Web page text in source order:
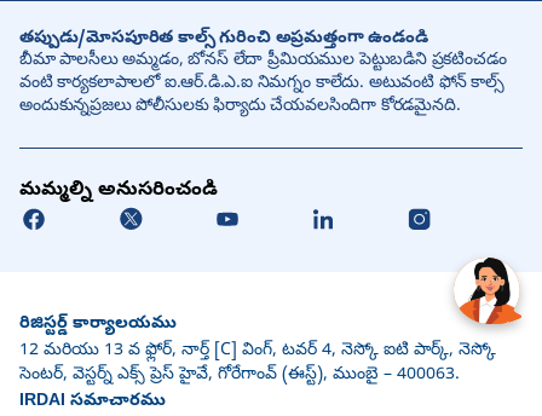
తప్పుడు/మోసపూరిత కాల్స్ గురించి అప్రమత్తంగా ఉండండి
బీమా పాలసీలు అమ్మడం, బోనస్ లేదా ప్రీమియముల పెట్టుబడిని ప్రకటించడం
వంటి కార్యకలాపాలలో ఐ.ఆర్.డి.ఎ.ఐ నిమగ్నం కాలేదు. అటువంటి ఫోన్ కాల్స్
అందుకున్నప్రజలు పోలీసులకు ఫిర్యాదు చేయవలసిందిగా కోరడమైనది.
మమ్మల్ని అనుసరించండి
రిజిస్టర్డ్ కార్యాలయము
12 మరియు 13 వ ఫ్లోర్, నార్త్ [C] వింగ్, టవర్ 4, నెస్కో ఐటి పార్క్, నెస్కో
సెంటర్, వెస్టర్న్ ఎక్స్ ప్రెస్ హైవే, గోరేగాంవ్ (ఈస్ట్), ముంబై – 400063.
IRDAI సమాచారము